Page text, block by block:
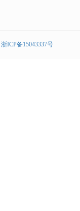
浙ICP备15043337号